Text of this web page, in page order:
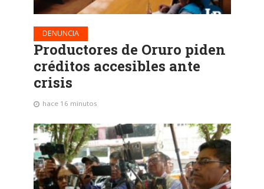
DENUNCIA
Productores de Oruro piden
créditos accesibles ante
crisis
hace 16 minutos